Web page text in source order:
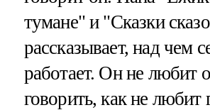
тумане" и "Сказки
рассказывает, над чем
работает. Он не любит
говорить, как не любит